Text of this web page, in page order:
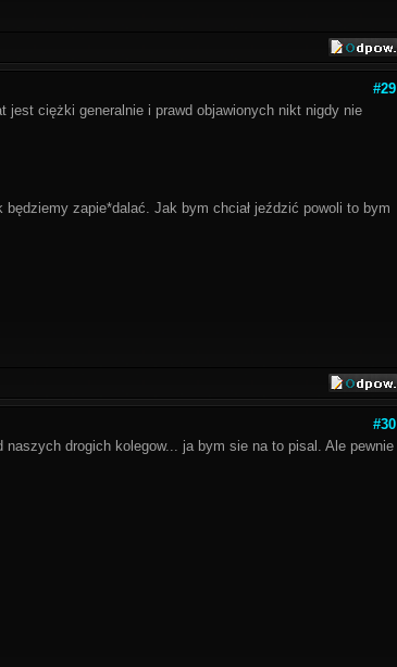
#29
jest ciężki generalnie i prawd objawionych nikt nigdy nie
zapie*dalać. Jak bym chciał jeździć powoli to bym
#30
drogich kolegow... ja bym sie na to pisal. Ale pewnie